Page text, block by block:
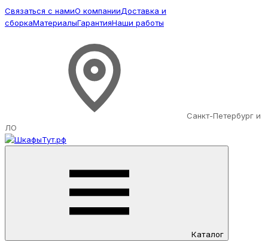
Связаться с намиО компанииДоставка и
сборкаМатериалыГарантияНаши работы
Санкт-Петербург и
ЛО
Каталог